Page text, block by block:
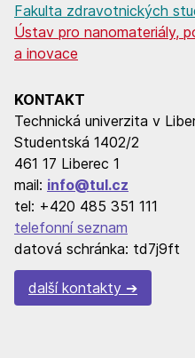
Fakulta zdravotnických
Ústav pro nanomateriály,
a inovace
KONTAKT
Technická univerzita v
Studentská 1402/2
461 17 Liberec 1
mail: info@tul.cz
tel: +420 485 351 111
telefonní seznam
datová schránka: td7j9ft
další kontakty